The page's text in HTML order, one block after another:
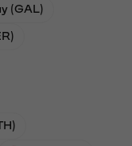
(GAL)